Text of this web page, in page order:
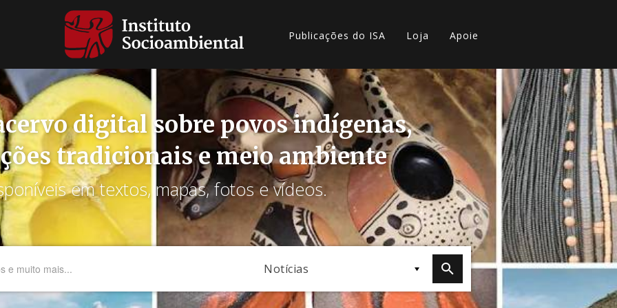
Publicações do ISA Loja Apoie
digital sobre povos indígenas,
tradicionais e meio ambiente
em textos, mapas, fotos e vídeos.
Notícias